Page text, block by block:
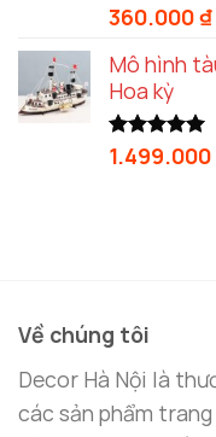
Được xếp
hạng 5.00
5 sao
360.000₫
Mô hình
Hoa kỳ
Được xếp
hạng5.00
1.499.000
Về chúng tôi
Decor Hà Nội là
các sản phẩm